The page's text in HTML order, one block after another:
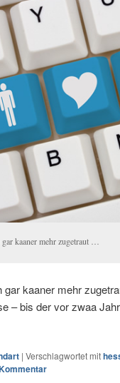
kaaner mehr zugetraut …
kaaner mehr
– bis der vor zwaa
| Verschlagwortet mit